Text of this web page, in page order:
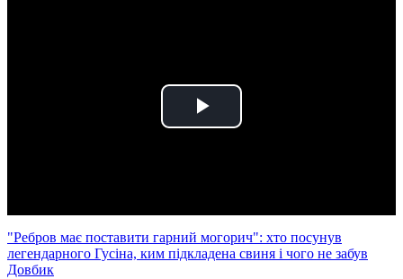
Play
"Ребров має поставити гарний могорич": хто посунув
легендарного Гусіна, ким підкладена свиня і чого не забув
Довбик